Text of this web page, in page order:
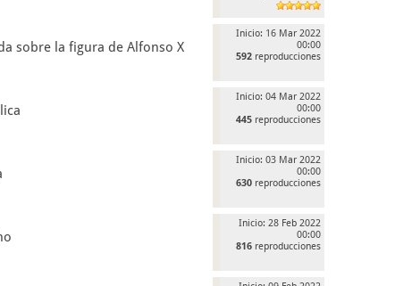
Inicio: 16 Mar 2022
00:00
592 reproducciones
sobre la figura de Alfonso X
Inicio: 04 Mar 2022
00:00
445 reproducciones
Inicio: 03 Mar 2022
00:00
630 reproducciones
Inicio: 28 Feb 2022
00:00
816 reproducciones